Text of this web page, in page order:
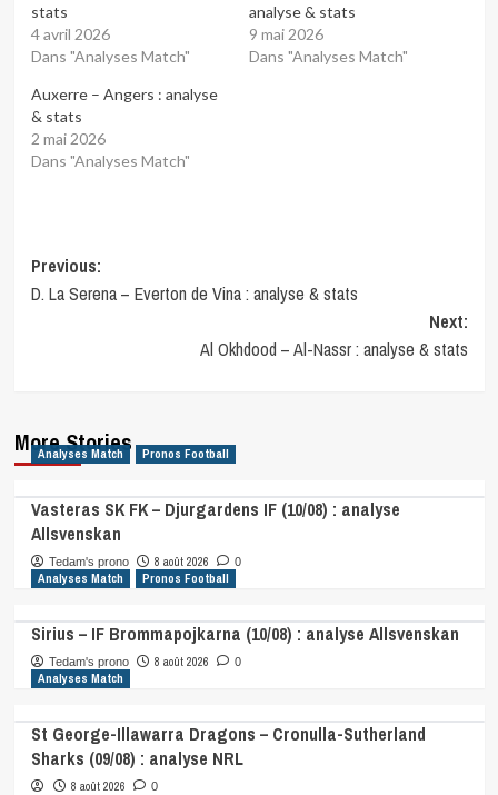
stats
4 avril 2026
Dans "Analyses Match"
analyse & stats
9 mai 2026
Dans "Analyses Match"
Auxerre – Angers : analyse
& stats
2 mai 2026
Dans "Analyses Match"
Post
navigation
Previous:
D. La Serena – Everton de Vina : analyse & stats
Next:
Al Okhdood – Al-Nassr : analyse & stats
More Stories
Analyses Match Pronos Football
Vasteras SK FK – Djurgardens IF (10/08) : analyse
Allsvenskan
Tedam's prono 8 août 2026 0
Analyses Match Pronos Football
Sirius – IF Brommapojkarna (10/08) : analyse Allsvenskan
Tedam's prono 8 août 2026 0
Analyses Match
St George-Illawarra Dragons – Cronulla-Sutherland
Sharks (09/08) : analyse NRL
8 août 2026 0